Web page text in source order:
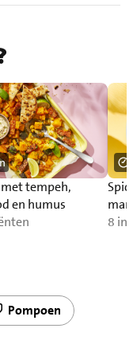
tempeh,
en humus
8
Pompoen